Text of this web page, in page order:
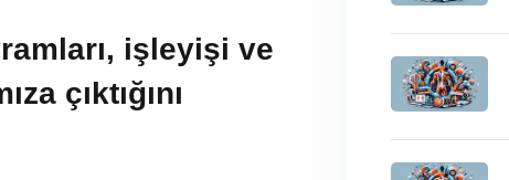
işleyişi ve
çıktığını